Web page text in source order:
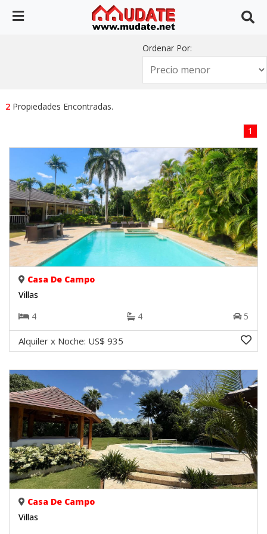
Ordenar Por:
2 Propiedades Encontradas.
1
Casa De Campo
Villas
4
4 5
Alquiler x Noche: US$ 935
Casa De Campo
Villas